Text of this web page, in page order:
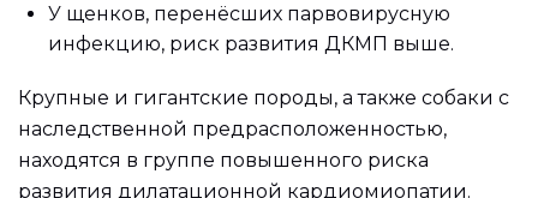
У щенков, перенёсших парвовирусную
инфекцию, риск развития ДКМП выше.
Крупные и гигантские породы, а также собаки с
наследственной предрасположенностью,
находятся в группе повышенного риска
развития дилатационной кардиомиопатии.